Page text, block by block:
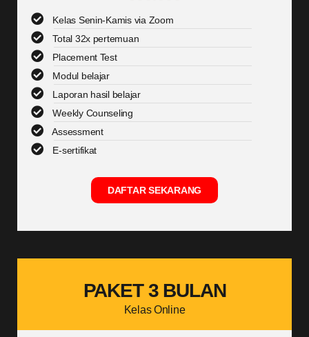
Kelas Senin-Kamis via Zoom
Total 32x pertemuan
Placement Test
Modul belajar
Laporan hasil belajar
Weekly Counseling
Assessment
E-sertifikat
DAFTAR SEKARANG
PAKET 3 BULAN
Kelas Online